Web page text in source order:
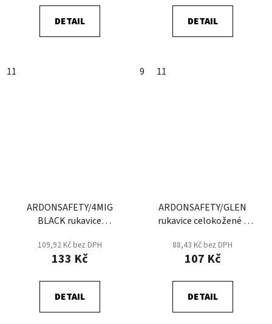
DETAIL
11
DETAIL
9 11
ARDONSAFETY/4MIG
BLACK rukavice
109,92 Kč bez DPH
133 Kč
DETAIL
ARDONSAFETY/GLEN
rukavice celokožené -
88,43 Kč bez DPH
107 Kč
DETAIL